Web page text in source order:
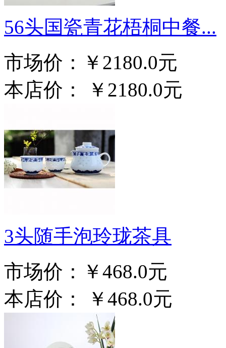
56头国瓷青花梧桐中餐...
市场价：
￥2180.0元
本店价：
￥2180.0元
3头随手泡玲珑茶具
市场价：
￥468.0元
本店价：
￥468.0元